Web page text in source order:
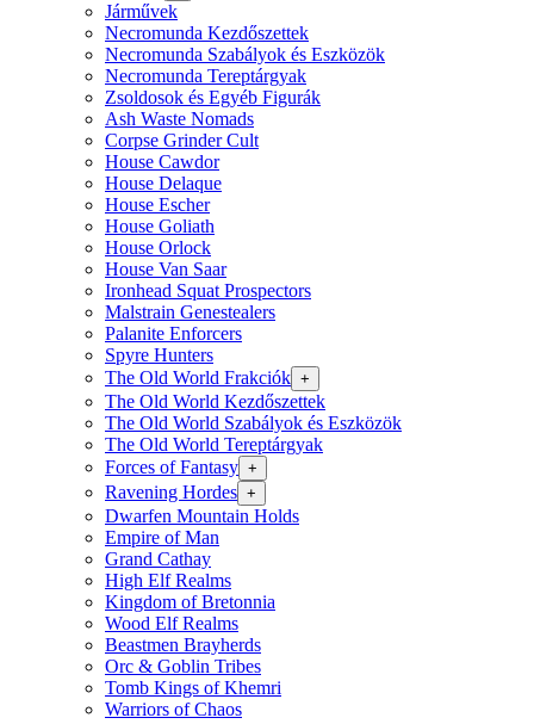
Járművek
Necromunda Kezdőszettek
Necromunda Szabályok és Eszközök
Necromunda Tereptárgyak
Zsoldosok és Egyéb Figurák
Ash Waste Nomads
Corpse Grinder Cult
House Cawdor
House Delaque
House Escher
House Goliath
House Orlock
House Van Saar
Ironhead Squat Prospectors
Malstrain Genestealers
Palanite Enforcers
Spyre Hunters
The Old World Frakciók +
The Old World Kezdőszettek
The Old World Szabályok és Eszközök
The Old World Tereptárgyak
Forces of Fantasy +
Ravening Hordes +
Dwarfen Mountain Holds
Empire of Man
Grand Cathay
High Elf Realms
Kingdom of Bretonnia
Wood Elf Realms
Beastmen Brayherds
Orc & Goblin Tribes
Tomb Kings of Khemri
Warriors of Chaos